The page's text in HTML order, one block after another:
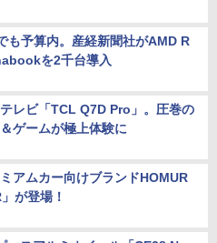
も予算内。産経新聞社がAMD R
を2千台導入
レビ「TCL Q7D Pro」。圧巻の
ゲームが極上体験に
アムカー向けブランドHOMUR
が登場！